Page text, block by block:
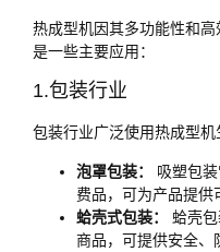
热成型机因其多功能性和
是一些主要应用：
1.包装行业
包装行业广泛使用热成型
泡罩包装：
吸塑包
费品，可为产品提供
蛤壳式包装：
蛤壳
商品，可提供安全、